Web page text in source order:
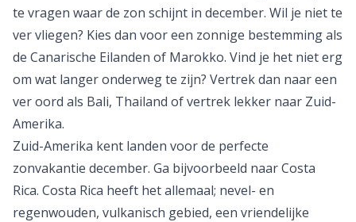
te vragen waar de zon schijnt in december. Wil je niet te
ver vliegen? Kies dan voor een zonnige bestemming als
de Canarische Eilanden of Marokko. Vind je het niet erg
om wat langer onderweg te zijn? Vertrek dan naar een
ver oord als Bali, Thailand of vertrek lekker naar Zuid-
Amerika.
Zuid-Amerika kent landen voor de perfecte
zonvakantie december. Ga bijvoorbeeld naarCosta
Rica. Costa Rica heeft het allemaal; nevel- en
regenwouden, vulkanisch gebied, een vriendelijke